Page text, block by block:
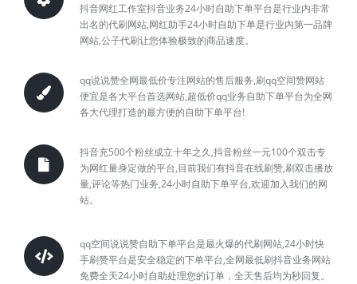
抖音网红工作室抖音业务24小时自助下单平台是行业内非常
出名的代刷网站,网红助手24小时自助下单是行业内第一品牌
网站,公子代刷让您体验极致的商品速度。
qq说说赞全网最低价专注网站的售后服务,刷qq空间赞网站
便宜是各大平台首选网站,超低价qq业务自助下单平台为全网
各大代理打造的最方便的自助下单平台!
抖音充500个粉丝成立十年之久,抖音粉丝一元100个双击专
为网红量身定做的平台,目前我们有抖音在线刷赞,刷双击播放
量,评论等热门业务,24小时自助下单平台,欢迎加入我们的网
站。
qq空间说说赞自助下单平台是最火爆的代刷网站,24小时快
手刷赞平台是安全稳定的下单平台,全网最低刷抖音业务网站
免费全天24小时自助处理您的订单，全天售后均为秒回复。